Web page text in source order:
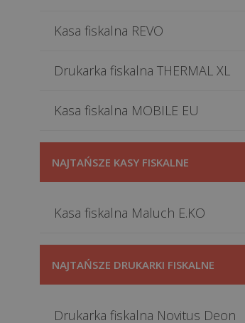
Kasa fiskalna REVO
Drukarka fiskalna THERMAL XL
Kasa fiskalna MOBILE EU
NAJTAŃSZE KASY FISKALNE
Kasa fiskalna Maluch E.KO
NAJTAŃSZE DRUKARKI FISKALNE
Drukarka fiskalna Novitus Deon